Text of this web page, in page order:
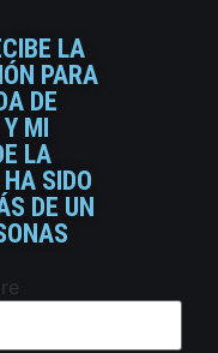
LA
PARA
DE
MI
LA
SIDO
DE UN